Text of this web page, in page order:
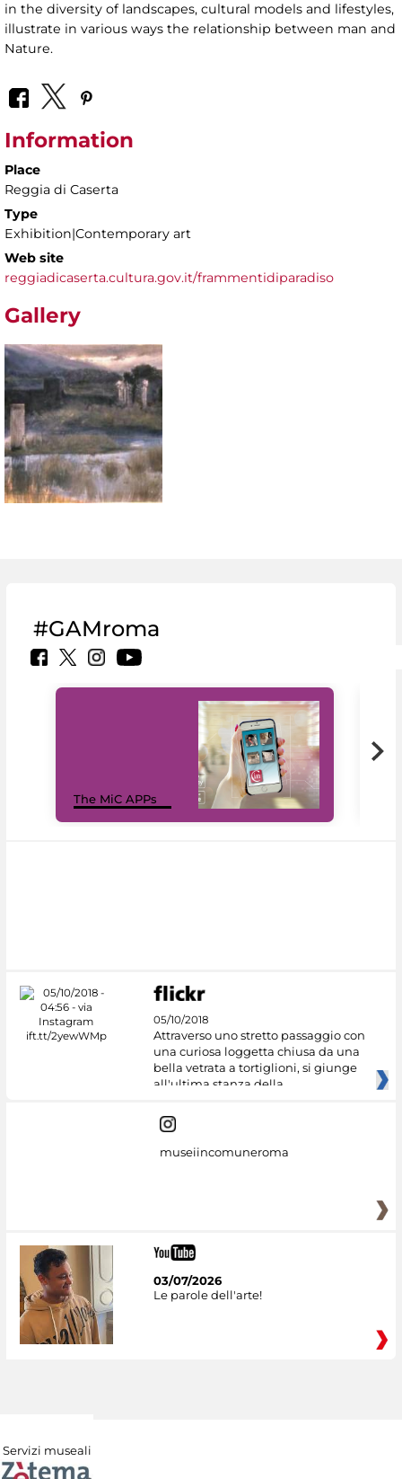
in the diversity of landscapes, cultural models and lifestyles,
illustrate in various ways the relationship between man and
Nature.
Information
Place
Reggia di Caserta
Type
Exhibition|Contemporary art
Web site
reggiadicaserta.cultura.gov.it/frammentidiparadiso
Gallery
#GAMroma
The MiC APPs
05/10/2018
Attraverso uno stretto passaggio con
una curiosa loggetta chiusa da una
bella vetrata a tortiglioni, si giunge
all'ultima stanza della
museiincomuneroma
03/07/2026
Le parole dell'arte!
Servizi museali